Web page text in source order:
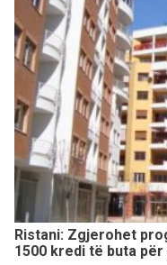
Ristani: Zgjerohet
1500 kredi të buta